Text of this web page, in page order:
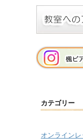
カテゴリー
オンラインレ